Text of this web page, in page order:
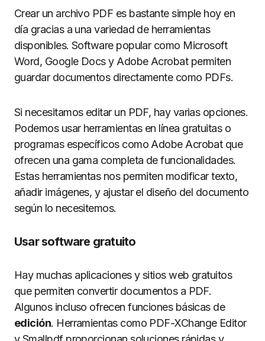
Crear un archivo PDF es bastante simple hoy en
día gracias a una variedad de herramientas
disponibles. Software popular como Microsoft
Word, Google Docs y Adobe Acrobat permiten
guardar documentos directamente como PDFs.
Si necesitamos editar un PDF, hay varias opciones.
Podemos usar herramientas en línea gratuitas o
programas específicos como Adobe Acrobat que
ofrecen una gama completa de funcionalidades.
Estas herramientas nos permiten modificar texto,
añadir imágenes, y ajustar el diseño del documento
según lo necesitemos.
Usar software gratuito
Hay muchas aplicaciones y sitios web gratuitos
que permiten convertir documentos a PDF.
Algunos incluso ofrecen funciones básicas de
edición. Herramientas como PDF-XChange Editor